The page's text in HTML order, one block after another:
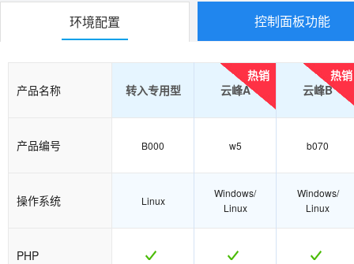
环境配置 控制面板功能
产品名称 转入专用型
热销
云峰A
热销
云峰B
产品编号 B000 w5 b070
操作系统 Linux
Windows/
Linux
Windows/
Linux
PHP